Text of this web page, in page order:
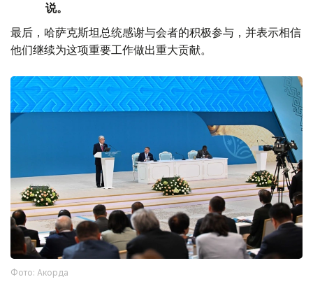
说。
最后，哈萨克斯坦总统感谢与会者的积极参与，并表示相信
他们继续为这项重要工作做出重大贡献。
Фото: Акорда